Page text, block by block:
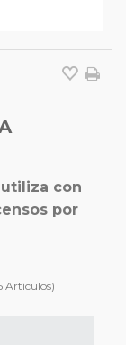
utiliza con
por
Artículos)